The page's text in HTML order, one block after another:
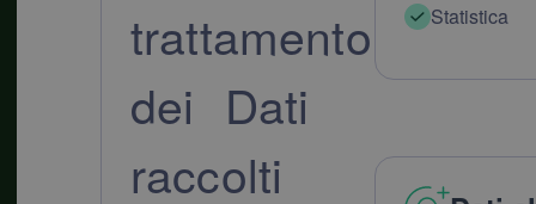
trattamento
dei Dati
raccolti
Statistica